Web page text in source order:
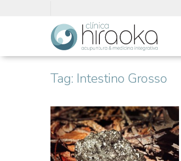
Tag: Intestino Grosso